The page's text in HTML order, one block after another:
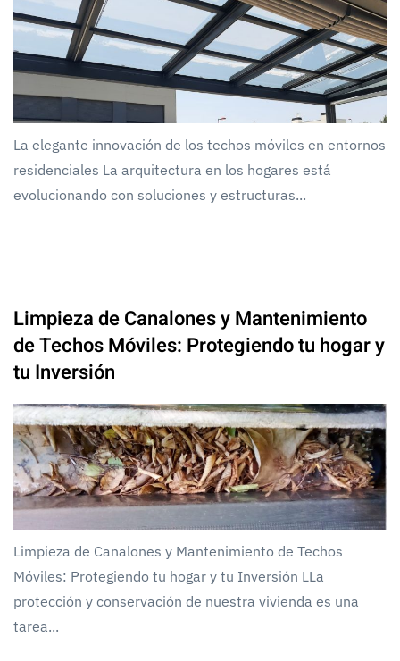
La elegante innovación de los techos móviles en entornos
residenciales La arquitectura en los hogares está
evolucionando con soluciones y estructuras...
Limpieza de Canalones y Mantenimiento
de Techos Móviles: Protegiendo tu hogar y
tu Inversión
Limpieza de Canalones y Mantenimiento de Techos
Móviles: Protegiendo tu hogar y tu Inversión LLa
protección y conservación de nuestra vivienda es una
tarea...